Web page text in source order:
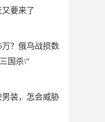
要来了
万？俄乌战损数
国杀\"
男装，怎会威胁